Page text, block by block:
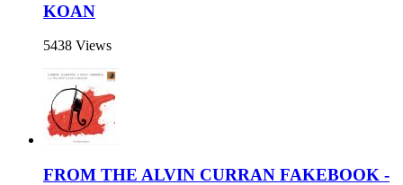
KOAN
5438 Views
FROM THE ALVIN CURRAN FAKEBOOK -